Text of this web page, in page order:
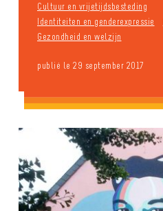
Cultuur en vrijetijdsbesteding
Identiteiten en genderexpressie
Gezondheid en welzijn
publié le 29 september 2017